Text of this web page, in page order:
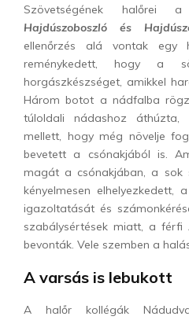
Szövetségének halőrei
Hajdúszoboszló és
ellenőrzés alá vontak egy
reménykedett, hogy a
horgászkészséget, amikkel
Három botot a nádfalba
túloldali nádashoz
mellett, hogy még növelje
bevetett a csónakjából is.
magát a csónakjában, a sok
kényelmesen elhelyezkedett,
igazoltatását és
szabálysértések miatt, a férfi
bevonták. Vele szemben a
A varsás is lebukott
A halőr kollégák